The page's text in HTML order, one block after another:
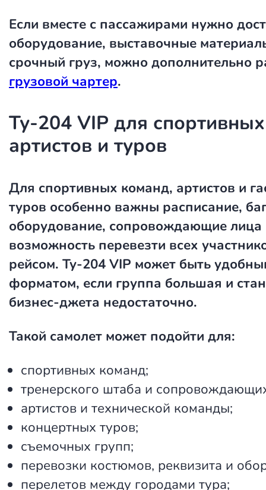
Если вместе с пассажирами нужно
оборудование, выставочные
срочный груз, можно дополнительно
грузовой чартер.
Ту-204 VIP для
артистов и туров
Для спортивных команд, артистов и
туров особенно важны расписание,
оборудование, сопровождающие лица
возможность перевезти всех
рейсом. Ту-204 VIP может быть
форматом, если группа большая и
бизнес-джета недостаточно.
Такой самолет может подойти для:
спортивных команд;
тренерского штаба и
артистов и технической команды;
концертных туров;
съемочных групп;
перевозки костюмов, реквизита и
перелетов между городами тура;